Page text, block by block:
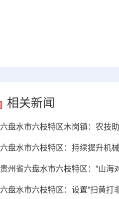
相关新闻
六盘水市六枝特区木岗镇：农技
六盘水市六枝特区：持续提升机
贵州省六盘水市六枝特区：“山海
六盘水市六枝特区：设置“扫黄打